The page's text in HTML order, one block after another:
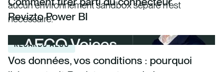
aucun environnement sandbox séparé n'est
nécessaire.
Revizto Power BI
REGARDS AECO
Vos données, vos conditions : pourquoi